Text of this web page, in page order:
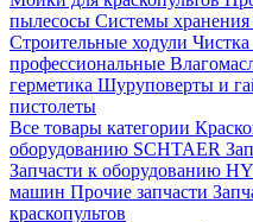
пылесосы Системы хранения
Строительные ходули
профессиональные
герметика Шуруповерты и
пистолеты
Все товары категории
оборудованию SCHTAER
Запчасти к оборудованию
машин Прочие запчасти
краскопультов